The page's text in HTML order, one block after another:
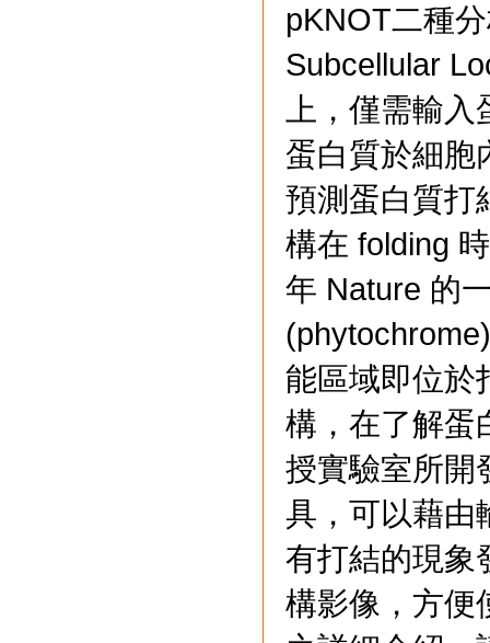
pKNOT二種
Subcellular
上，僅需輸
蛋白質於細胞
預測蛋白質打
構在 folding
年 Nature 的
能區域即位於
構，在了解蛋
授實驗室所開
具，可以藉由
有打結的現象
構影像，方便